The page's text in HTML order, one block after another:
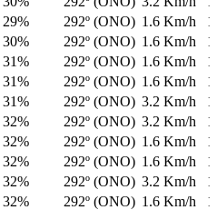
29% 292º (ONO) 1.6 Km/h
30% 292º (ONO) 1.6 Km/h
31% 292º (ONO) 1.6 Km/h
31% 292º (ONO) 1.6 Km/h
31% 292º (ONO) 3.2 Km/h
32% 292º (ONO) 3.2 Km/h
32% 292º (ONO) 1.6 Km/h
32% 292º (ONO) 1.6 Km/h
32% 292º (ONO) 3.2 Km/h
32% 292º (ONO) 1.6 Km/h